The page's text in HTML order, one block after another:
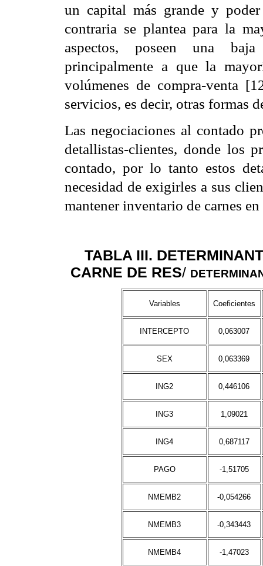
un capital más grande y
contraria se plantea para la
aspectos, poseen una
principalmente a que la
volúmenes de compra-venta
servicios, es decir, otras formas
Las negociaciones al contado
detallistas-clientes, donde los
contado, por lo tanto estos
necesidad de exigirles a sus
mantener inventario de carnes
TABLA III.
CARNE DE RES/
Variables Coeficientes
INTERCEPTO 0,063007
SEX 0,063369
ING2 0,446106
ING3 1,09021
ING4 0,687117
PAGO -1,51705
NMEMB2 -0,054266
NMEMB3 -0,343443
NMEMB4 -1,47023